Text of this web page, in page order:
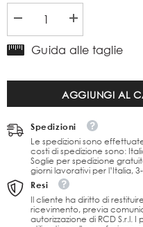
Diminuire
la
quantità
per
spray
capelli
250
Aumenta
la
quantità
spray
idratante
capelli
Sprightliness
250
ml
Guida alle taglie
AGGIUNGI AL
Spedizioni
Le spedizioni sono
costi di spedizione sono:
Soglie per spedizione
giorni lavorativi per l’Italia,
Resi
Il cliente ha diritto di
ricevimento, previa
autorizzazione di RCD S.r.l.